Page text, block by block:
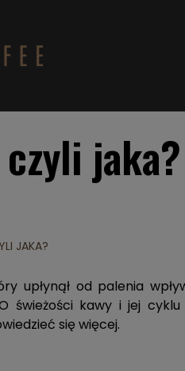
jaka?
JAKA?
upłynął od palenia
świeżości kawy i jej
się więcej.